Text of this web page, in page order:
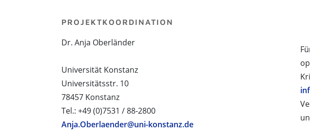
PROJEKTKOORDINATION
Dr. Anja Oberländer
Universität Konstanz
Universitätsstr. 10
78457 Konstanz
Tel.: +49 (0)7531 / 88-2800
Anja.Oberlaender@uni-konstanz.de